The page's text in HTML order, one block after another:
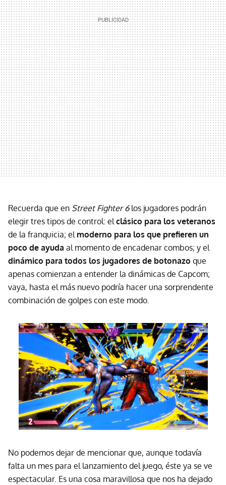
Recuerda que en Street Fighter 6 los jugadores podrán
elegir tres tipos de control: elclásico para los veteranos
de la franquicia; el moderno para los que prefieren un
poco de ayuda al momento de encadenar combos; y el
dinámico para todos los jugadores de botonazo que
apenas comienzan a entender la dinámicas de Capcom;
vaya, hasta el más nuevo podría hacer una sorprendente
combinación de golpes con este modo.
No podemos dejar de mencionar que, aunque todavía
falta un mes para el lanzamiento del juego, éste ya se ve
espectacular. Es una cosa maravillosa que nos ha dejado